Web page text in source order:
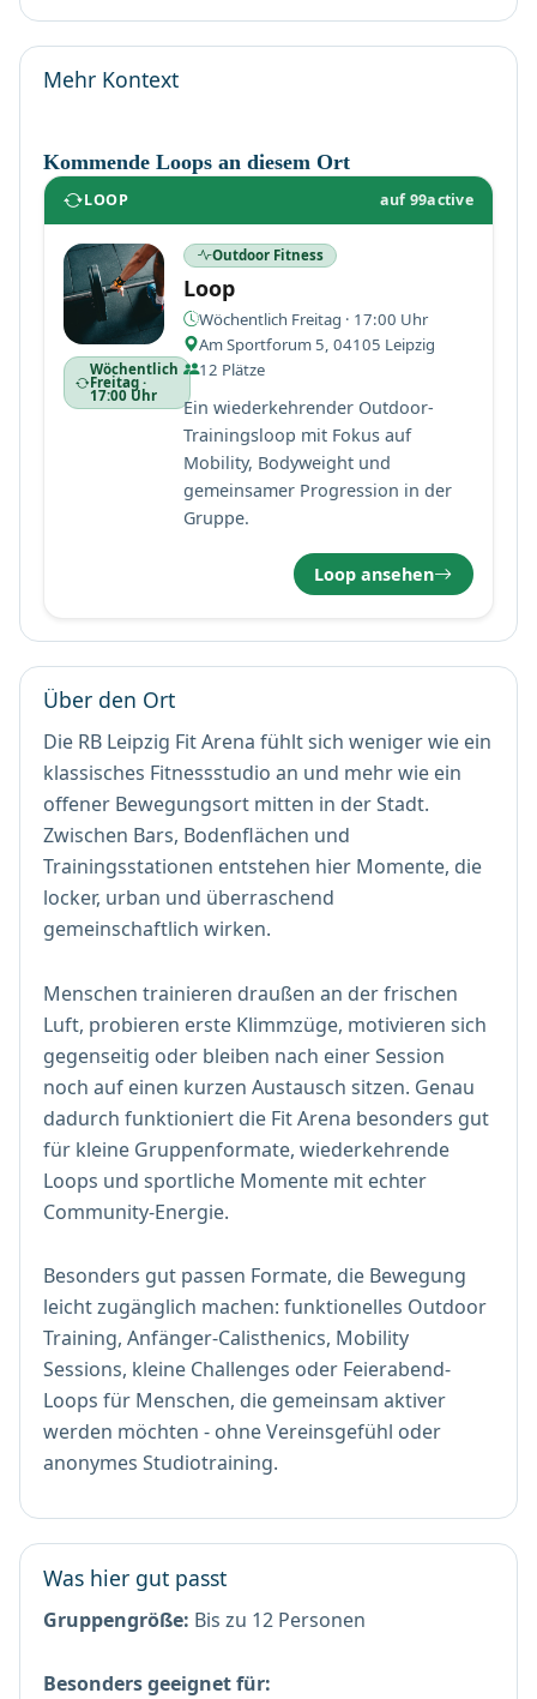
Mehr Kontext
Kommende Loops an diesem Ort
LOOP auf 99active
Wöchentlich
Freitag ·
17:00 Uhr
Outdoor Fitness
Loop
Wöchentlich Freitag · 17:00 Uhr
Am Sportforum 5, 04105 Leipzig
12 Plätze
Ein wiederkehrender Outdoor-
Trainingsloop mit Fokus auf
Mobility, Bodyweight und
gemeinsamer Progression in der
Gruppe.
Loop ansehen
Über den Ort
Die RB Leipzig Fit Arena fühlt sich weniger wie ein
klassisches Fitnessstudio an und mehr wie ein
offener Bewegungsort mitten in der Stadt.
Zwischen Bars, Bodenflächen und
Trainingsstationen entstehen hier Momente, die
locker, urban und überraschend
gemeinschaftlich wirken.
Menschen trainieren draußen an der frischen
Luft, probieren erste Klimmzüge, motivieren sich
gegenseitig oder bleiben nach einer Session
noch auf einen kurzen Austausch sitzen. Genau
dadurch funktioniert die Fit Arena besonders gut
für kleine Gruppenformate, wiederkehrende
Loops und sportliche Momente mit echter
Community-Energie.
Besonders gut passen Formate, die Bewegung
leicht zugänglich machen: funktionelles Outdoor
Training, Anfänger-Calisthenics, Mobility
Sessions, kleine Challenges oder Feierabend-
Loops für Menschen, die gemeinsam aktiver
werden möchten - ohne Vereinsgefühl oder
anonymes Studiotraining.
Was hier gut passt
Gruppengröße: Bis zu 12 Personen
Besonders geeignet für: